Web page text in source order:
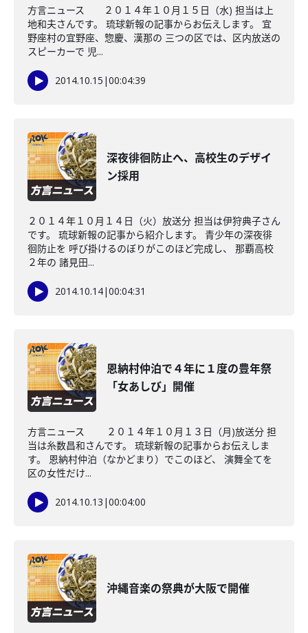
方言ニュース ２０１４年１０月１５日（水) 担当は上
地和夫さんです。 琉球新報の記事からお伝えします。 宜
野座村の宜野座、惣慶、漢那の 三つの区では、区内放送の
スピーカーで 児...
2014.10.15 |00:04:39
深夜徘徊防止へ、高校生のデザイ
ン採用
２０１４年１０月１４日（火）放送分 担当は伊狩典子さん
です。 琉球新報の記事から紹介します。 青少年の深夜徘
徊防止を 呼び掛けるのぼりがこのほど完成し、 那覇高校
２年の 諸見田...
2014.10.14|00:04:31
恩納村仲泊で４年に１度の豊年祭
「女あしび」開催
方言ニュース ２０１４年１０月１３日（月)放送分 担
当は糸数昌和さんです。 琉球新報の記事からお伝えしま
す。 恩納村仲泊（なかどまり）でこのほど、 演舞全てを
区の女性だけ...
2014.10.13 |00:04:00
沖縄音楽の祭典が大阪で開催